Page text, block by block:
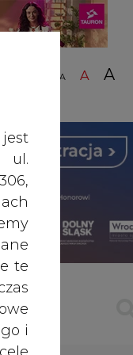
A A A
ul.
te
i